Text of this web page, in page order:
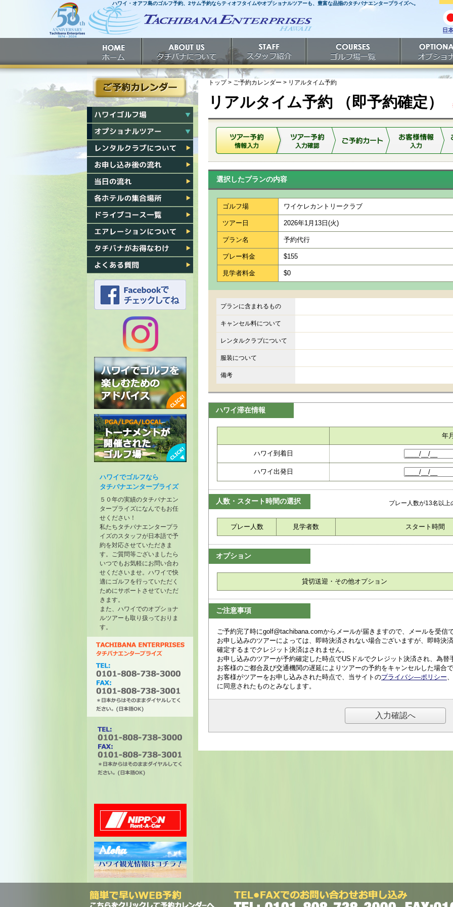
ハワイ・オアフ島のゴルフ予約、2サム予約ならティオフタイムやオプショナルツアーも、豊富な品揃のタチバナエンタープライズへ。
日
語
ホーム タチバナについて スタッフ紹介 ゴルフ場一覧 オプショナルツ
ご予約カレンダー
ハワイゴルフ場一覧
ハワイオプショナルツアー一覧
レンタルクラブについて
お申し込み後の流れ
当日の流れ
各ホテル集合場所
各ゴルフ場への行き方
エアレーション
タチバナがお得なわけ
よくある質問
タチバナのFacebook
タチバナの
Instagram
ハワイでゴルフを楽しむための
アドバイス
フ場
ハワイでゴルフなら
タチバナエンタープライズ
５０年の実績のタチバナエン
タープライズになんでもお任
せください！
私たちタチバナエンタープラ
イズのスタッフが日本語で予
約を対応させていただきま
す。ご質問等ございましたら
いつでもお気軽にお問い合わ
せくださいませ。ハワイで快
適にゴルフを行っていただく
ためにサポートさせていただ
きます。
また、ハワイでのオプショナ
ルツアーも取り扱っておりま
す。
タチバナエンタープライズ
ださい。(日本語OK)
ニッポンレンタカー
ハワイ州観光局
トップ> ご予約カレンダー > リアルタイム予約
リアルタイム予約 （即予約確定）
選択したプランの内容
ゴルフ場 ワイケレカントリークラブ
ツアー日 2026年1月13日(火)
プラン名 予約代行
プレー料金 $155
見学者料金 $0
プランに含まれるもの
キャンセル料について
レンタルクラブについて
服装について
備考
ハワイ滞在情報
年
ハワイ到着日
ハワイ出発日
人数・スタート時間の選択 プレー人数が13名以
プレー人数 見学者数 スタート時間
オプション
貸切送迎・その他オプション
ご注意事項
ご予約完了時にgolf@tachibana.comからメールが届きますので、メールを受信
お申し込みのツアーによっては、即時決済されない場合ございますが、即時決
確定するまでクレジット決済はされません。
お申し込みのツアーが予約確定した時点でUSドルでクレジット決済され、為
お客様のご都合及び交通機関の遅延によりツアーの予約をキャンセルした場合
お客様がツアーをお申し込みされた時点で、当サイトのプライバシ―ポリシー、
に同意されたものとみなします。